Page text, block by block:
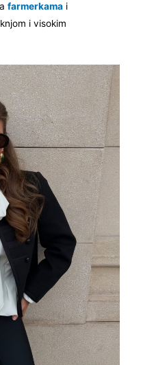
farmerkama i
i visokim